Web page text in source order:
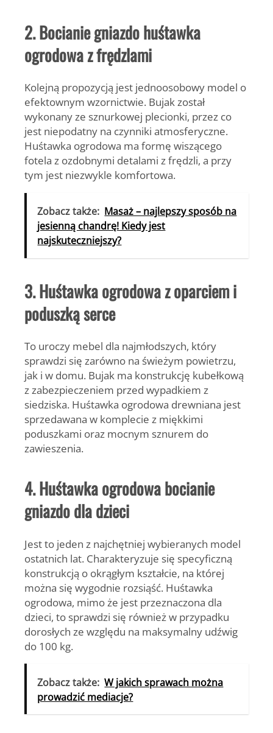
2. Bocianie gniazdo huśtawka
ogrodowa z frędzlami
Kolejną propozycją jest jednoosobowy model o
efektownym wzornictwie. Bujak został
wykonany ze sznurkowej plecionki, przez co
jest niepodatny na czynniki atmosferyczne.
Huśtawka ogrodowa ma formę wiszącego
fotela z ozdobnymi detalami z frędzli, a przy
tym jest niezwykle komfortowa.
Zobacz także: Masaż – najlepszy sposób na
jesienną chandrę! Kiedy jest
najskuteczniejszy?
3. Huśtawka ogrodowa z oparciem i
poduszką serce
To uroczy mebel dla najmłodszych, który
sprawdzi się zarówno na świeżym powietrzu,
jak i w domu. Bujak ma konstrukcję kubełkową
z zabezpieczeniem przed wypadkiem z
siedziska. Huśtawka ogrodowa drewniana jest
sprzedawana w komplecie z miękkimi
poduszkami oraz mocnym sznurem do
zawieszenia.
4. Huśtawka ogrodowa bocianie
gniazdo dla dzieci
Jest to jeden z najchętniej wybieranych model
ostatnich lat. Charakteryzuje się specyficzną
konstrukcją o okrągłym kształcie, na której
można się wygodnie rozsiąść. Huśtawka
ogrodowa, mimo że jest przeznaczona dla
dzieci, to sprawdzi się również w przypadku
dorosłych ze względu na maksymalny udźwig
do 100 kg.
Zobacz także: W jakich sprawach można
prowadzić mediacje?